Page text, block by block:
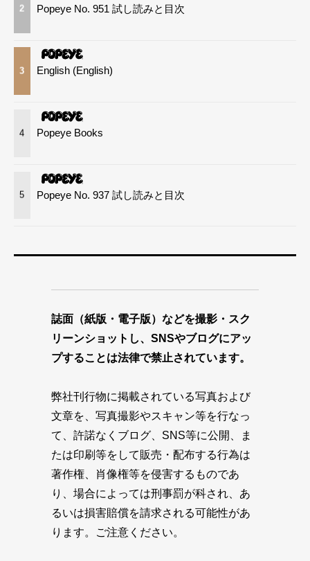
2 Popeye No. 951 試し読みと目次
3 English (English)
4 Popeye Books
5 Popeye No. 937 試し読みと目次
誌面（紙版・電子版）などを撮影・スク
リーンショットし、SNSやブログにアッ
プすることは法律で禁止されています。
弊社刊行物に掲載されている写真および
文章を、写真撮影やスキャン等を行なっ
て、許諾なくブログ、SNS等に公開、ま
たは印刷等をして販売・配布する行為は
著作権、肖像権等を侵害するものであ
り、場合によっては刑事罰が科され、あ
るいは損害賠償を請求される可能性があ
ります。ご注意ください。